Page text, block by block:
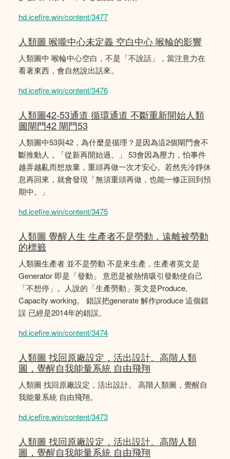
hd.icefire.win/content/3477
人類圖 喉嚨中心未定義 空白中心 喉輪的影響
人類圖中 喉輪中心空白，不是「不說話」，當注意力在
看著東西，會自然說出話來。
hd.icefire.win/content/3476
人類圖42-53通道 循環通道 不斷重新開始人類
圖閘門42 閘門53
人類圖中53與42，為什麼是循理？是因為這2個閘門會不
斷推動人，「從新再開始過。」 53會因為壓力，怕事件
越弄越亂而想放棄，重頭再做一次才安心。若然先冷靜休
息再回來，就會發現「無須重頭再做，也能一修正回到預
期中。」
hd.icefire.win/content/3475
人類圖 覺醒人生 生產者不是勞動，遠離被勞動
的標籤
人類圖生產者 並不是勞動 不是來生產，生產者英文是
Generator 即是「發動」 意思是被熱情吸引發動使自己
「不想停」。人說的「生產勞動」英文是Produce,
Capacity working。 錯誤把generate 解作produce 這個錯
誤 已經是2014年的錯誤。
hd.icefire.win/content/3474
人類圖 找回原廠設定，活出設計。高階人類
圖，覺醒自我能量系統 自由飛翔
人類圖 找回原廠設定，活出設計。 高階人類圖，覺醒自
我能量系統 自由飛翔。
hd.icefire.win/content/3473
人類圖 找回原廠設定，活出設計。高階人類
圖，覺醒自我能量系統 自由飛翔